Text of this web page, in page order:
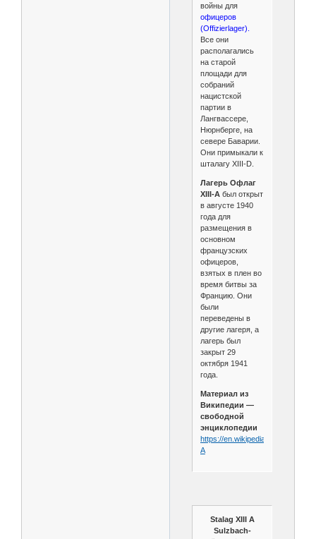
войны для
офицеров
(Offizierlager).
Все они
располагались
на старой
площади для
собраний
нацистской
партии в
Лангвассере,
Нюрнберге, на
севере Баварии.
Они примыкали к
шталагу XIII-D.
Лагерь Офлаг
XIII-A был открыт
в августе 1940
года для
размещения в
основном
французских
офицеров,
взятых в плен во
время битвы за
Францию. Они
были
переведены в
другие лагеря, а
лагерь был
закрыт 29
октября 1941
года.
Материал из
Википедии —
свободной
энциклопедии
https://en.wikipedia.org/wiki/
A
Stalag XIII A
Sulzbach-